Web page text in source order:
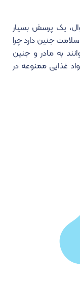
یک پرسش بسیار
جنین دارد چرا
به مادر و جنین
غذایی ممنوعه در